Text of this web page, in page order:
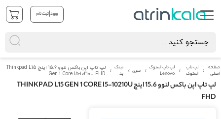
ورود|ثبت نام
صفحه
اصلی
لپ تاپ
استوک
لپ تاپ استوک
Lenovo
سری
تینک
پد
لپ تاپ اپن باکس لنوو 15.6 اینچ Thinkpad L15
Gen 1 Core i5-10210U FHD
لپ تاپ اپن باکس لنوو 15.6 اینچ THINKPAD L15 GEN 1 CORE I5-10210U
FHD